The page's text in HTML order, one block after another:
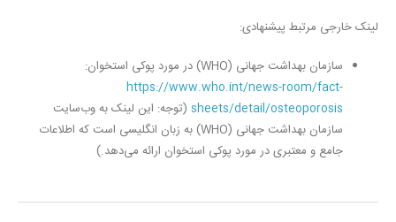
لینک خارجی مرتبط پیشنهادی:
سازمان بهداشت جهانی (WHO) در مورد پوکی استخوان:
https://www.who.int/news-room/fact-
sheets/detail/osteoporosis (توجه: این لینک به وب‌سایت
سازمان بهداشت جهانی (WHO) به زبان انگلیسی است که اطلاعات
جامع و معتبری در مورد پوکی استخوان ارائه می‌دهد.)